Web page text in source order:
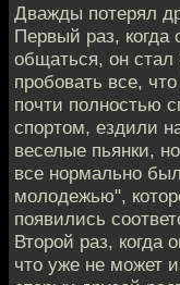
Дважды потерял
Первый раз, когда
общаться, он
пробовать все,
почти полностью
спортом, ездили
веселые пьянки,
все нормально
молодежью",
появились
Второй раз, когда
что уже не может